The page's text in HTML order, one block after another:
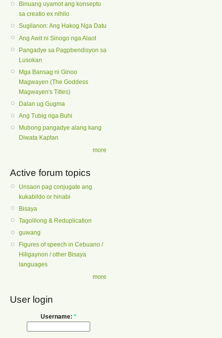
Binuang uyamot ang konsepto
sa creatio ex nihilo
Sugilanon: Ang Hakog Nga Datu
Ang Awit ni Sinogo nga Alaot
Pangadye sa Pagpbendisyon sa
Lusokan
Mga Bansag ni Ginoo
Magwayen (The Goddess
Magwayen's Titles)
Dalan ug Gugma
Ang Tubig nga Buhi
Mubong pangadye alang kang
Diwata Kaptan
more
Active forum topics
Unsaon pag conjugate ang
kukabildo or hinabi
Bisaya
Tagolilong & Reduplication
guwang
Figures of speech in Cebuano /
Hiligaynon / other Bisaya
languages
more
User login
Username: *